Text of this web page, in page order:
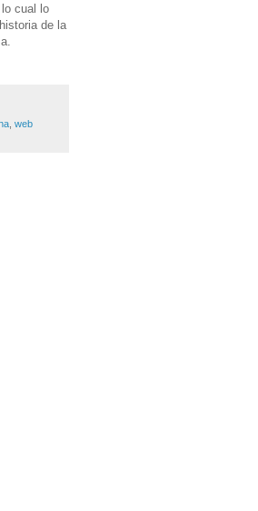
cual lo
de la
web